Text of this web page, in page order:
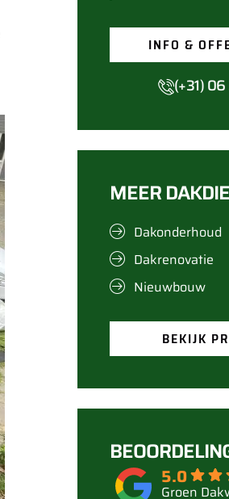
INFO &
(+31)
MEER
Dakonderhoud
Dakrenovatie
Nieuwbouw
BEKIJK
5.0